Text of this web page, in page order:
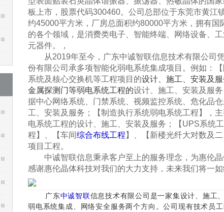
板上市，股票代码300460。公司总部位于东莞市黄江
约45000平方米，厂房总面积约80000平方米，拥有
的各个领域，是消费类电子、智能终端、网络设备、
元器件。
，
从2019年至今，广东中诚智联信息技术有限公司凭
份有限公司承多项智能化弱电系统集成项目。例如：【
系统及核心交换机等工程项目的设计、 施工、安装及服
金属探测门等弱电系统工程的设计、 施工、安装及服
据中心网络系统、门禁系统、视频监控系统、危化品
工、安装及服务；【制造执行系统弱电系统工程】，
电系统工程的设计、施工、安装及服务；【UPS系统工
程】、【车间综合布线工程 】、【新楼光纤大对数及
项目工程。
中诚智联信息秉承客户至上的服务理念，为惠伦晶
感谢惠伦晶体科技对我们的大力支持，未来我们将一
​广东中诚智联信息技术有限公司是一家集设计、施工
弱电系统集成、网络安全服务两个方向。公司现有技术员